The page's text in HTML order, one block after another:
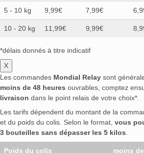
5 - 10 kg 9,99€ 7,99€
10 - 20 kg 11,99€ 9,99€
*délais donnés à titre indicatif
X
Les commandes Mondial Relay sont
moins de 48 heures ouvrables, comptez
livraison dans le point relais de votre choix*.
Les tarifs dépendent du montant de la
et du poids du colis. Selon le format, vous
3 bouteilles sans dépasser les 5 kilos
Poids du colis moins